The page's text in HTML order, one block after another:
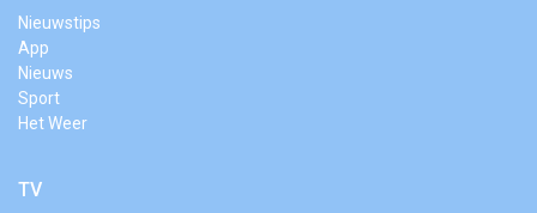
Nieuwstips
App
Nieuws
Sport
Het Weer
TV